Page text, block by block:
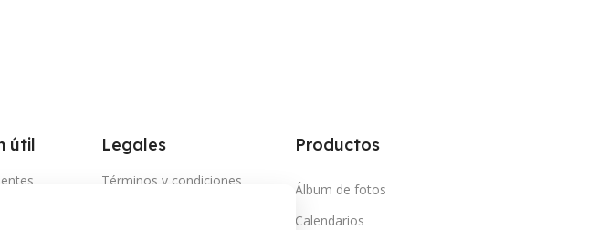
útil
de envíos
Legales
Términos y condiciones
Productos
Álbum de fotos
Calendarios